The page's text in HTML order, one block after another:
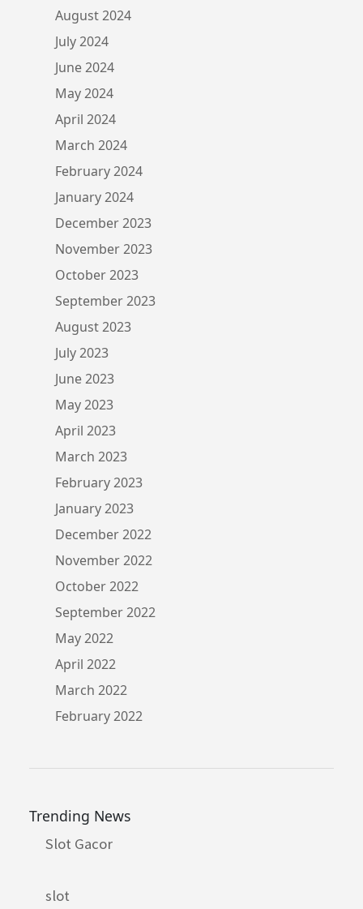
August 2024
July 2024
June 2024
May 2024
April 2024
March 2024
February 2024
January 2024
December 2023
November 2023
October 2023
September 2023
August 2023
July 2023
June 2023
May 2023
April 2023
March 2023
February 2023
January 2023
December 2022
November 2022
October 2022
September 2022
May 2022
April 2022
March 2022
February 2022
Trending News
Slot Gacor
slot